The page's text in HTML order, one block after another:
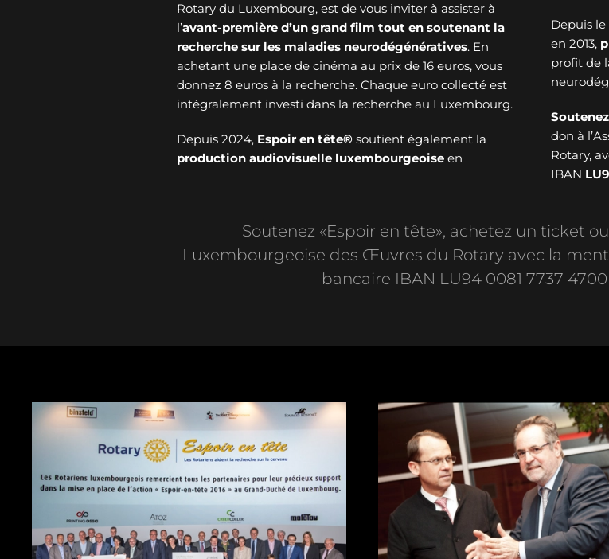
Rotary du Luxembourg, est de vous inviter à assister à
l’avant-première d’un grand film tout en soutenant la
recherche sur les maladies neurodégénératives. En
achetant une place de cinéma au prix de 16 euros, vous
donnez 8 euros à la recherche. Chaque euro collecté est
intégralement investi dans la recherche au Luxembourg.
Depuis 2024, Espoir en tête® soutient également la
production audiovisuelle luxembourgeoise en
Depuis
en 2013,
profit de
don à
Rotary,
IBAN
Soutenez «Espoir en tête», achetez un ticket
Luxembourgeoise des Œuvres du Rotary avec la
bancaire IBAN LU94 0081 7737 4700